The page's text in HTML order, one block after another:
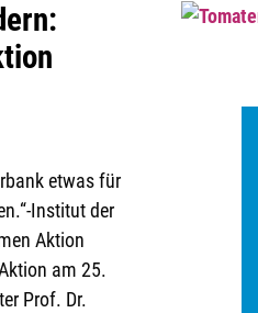
etwas für
Institut der
Aktion
am 25.
Prof. Dr.